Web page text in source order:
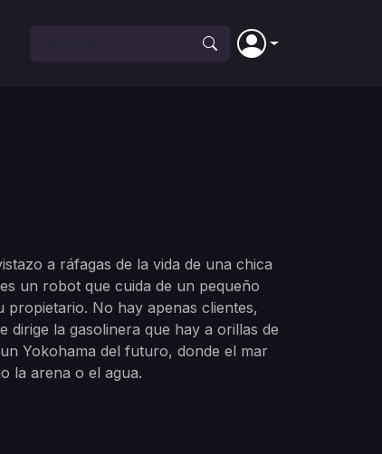
a ráfagas de la vida de una chica
un robot que cuida de un pequeño
propietario. No hay apenas clientes,
dirige la gasolinera que hay a orillas de
Yokohama del futuro, donde el mar
la arena o el agua.